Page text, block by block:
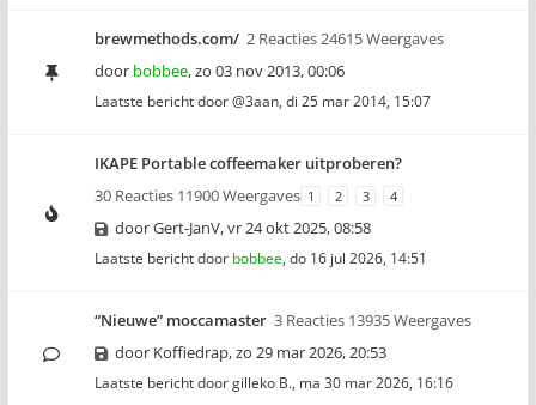
brewmethods.com/ 2 Reacties 24615 Weergaves
door bobbee,zo 03 nov 2013, 00:06
Laatste bericht door@3aan, di 25 mar 2014, 15:07
IKAPE Portable coffeemaker uitproberen?
30 Reacties 11900 Weergaves 1 2 3 4
doorGert-JanV,vr 24 okt 2025, 08:58
Laatste bericht door bobbee, do 16 jul 2026, 14:51
“Nieuwe” moccamaster 3 Reacties 13935 Weergaves
door Koffiedrap,zo 29 mar 2026, 20:53
Laatste bericht doorgilleko B., ma 30 mar 2026, 16:16